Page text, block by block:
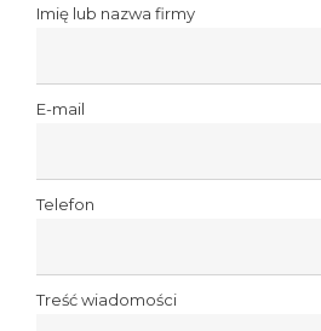
Imię lub nazwa firmy
E-mail
Telefon
Treść wiadomości